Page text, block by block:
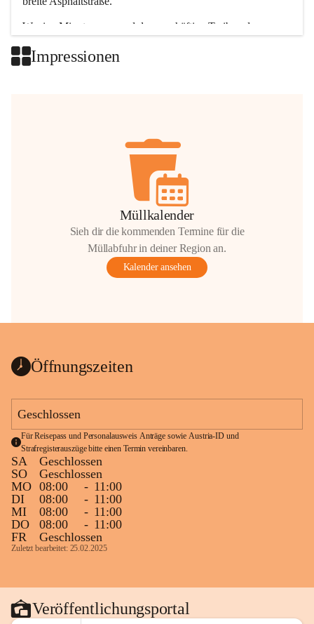
Wenige Minuten nur, und das geschäftige Treiben der
Impressionen
Müllkalender
Sieh dir die kommenden Termine für die
Müllabfuhr in deiner Region an.
Kalender ansehen
Öffnungszeiten
Geschlossen
Für Reisepass und Personalausweis Anträge sowie Austria-ID und
Strafregisterauszüge bitte einen Termin vereinbaren.
SA
Geschlossen
SO
Geschlossen
MO 08:00 - 11:00
DI
08:00 - 11:00
MI
08:00 - 11:00
DO
08:00 - 11:00
FR
Geschlossen
Zuletzt bearbeitet: 25.02.2025
Veröffentlichungsportal